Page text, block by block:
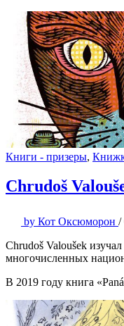
Книги - призеры,
Chrudoš
by Кот Оксюморон /
Chrudoš Valoušek
многочисленных
В 2019 году книга